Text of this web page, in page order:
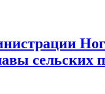
сельских